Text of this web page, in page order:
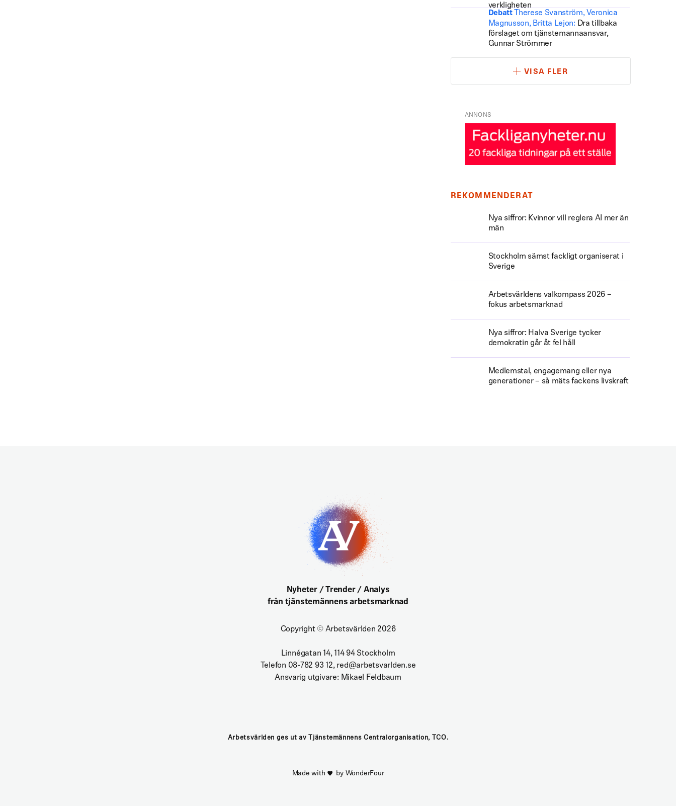
verkligheten
Debatt
Therese Svanström, Veronica
Magnusson, Britta Lejon: Dra tillbaka
förslaget om tjänstemannaansvar,
Gunnar Strömmer
VISA FLER
ANNONS
REKOMMENDERAT
Nya siffror: Kvinnor vill reglera AI mer än
män
Stockholm sämst fackligt organiserat i
Sverige
Arbetsvärldens valkompass 2026 –
fokus arbetsmarknad
Nya siffror: Halva Sverige tycker
demokratin går åt fel håll
Medlemstal, engagemang eller nya
generationer – så mäts fackens livskraft
Nyheter / Trender / Analys
från tjänstemännens arbetsmarknad
Copyright ©Arbetsvärlden 2026
Linnégatan 14, 114 94 Stockholm
Telefon 08-782 93 12, red@arbetsvarlden.se
Ansvarig utgivare: Mikael Feldbaum
Arbetsvärlden ges ut av Tjänstemännens Centralorganisation, TCO.
Made with by WonderFour